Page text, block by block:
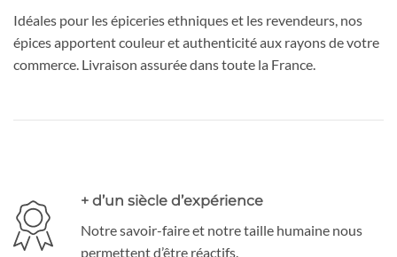
Idéales pour les épiceries ethniques et les revendeurs, nos
épices apportent couleur et authenticité aux rayons de votre
commerce. Livraison assurée dans toute la France.
+ d’un siècle d’expérience
Notre savoir-faire et notre taille humaine nous
permettent d’être réactifs.